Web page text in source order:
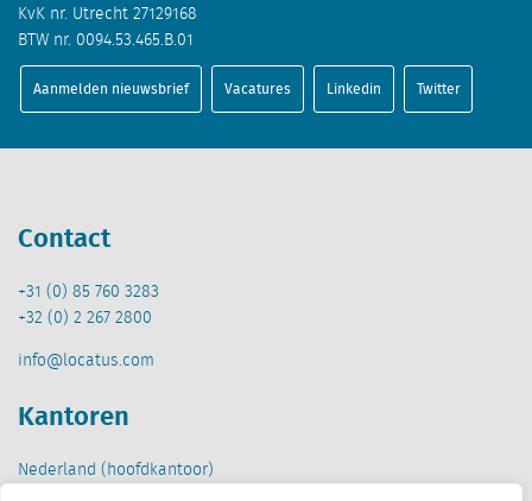
KvK nr. Utrecht 27129168
BTW nr. 0094.53.465.B.01
Aanmelden nieuwsbrief Vacatures Linkedin Twitter
Contact
+31 (0) 85 760 3283
+32 (0) 2 267 2800
info@locatus.com
Kantoren
Nederland (hoofdkantoor)